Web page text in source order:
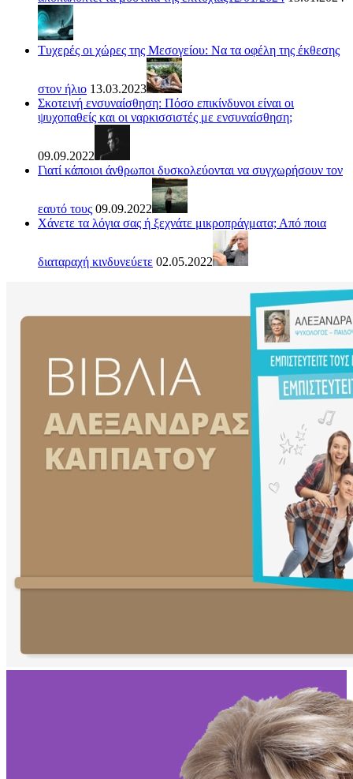
Τυχερές οι χώρες της Μεσογείου: Να τα οφέλη της έκθεσης
στον ήλιο 13.03.2023
Σκοτεινή ενσυναίσθηση: Πόσο επικίνδυνοι είναι οι
ψυχοπαθείς και οι ναρκισσιστές με ενσυναίσθηση;
09.09.2022
Γιατί κάποιοι άνθρωποι δυσκολεύονται να συγχωρήσουν τον
εαυτό τους 09.09.2022
Χάνετε τα λόγια σας ή ξεχνάτε μικροπράγματα; Από ποια
διαταραχή κινδυνεύετε 02.05.2022